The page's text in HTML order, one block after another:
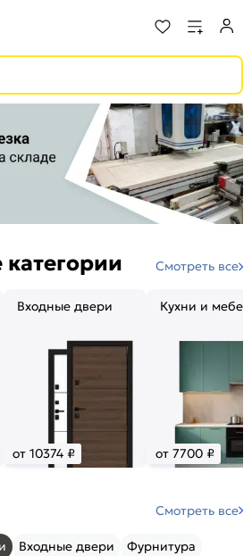
Смотреть все
Входные двери
от 10374 ₽
Кухни и
от 7700 ₽
Смотреть все
Входные двери Фурнитура